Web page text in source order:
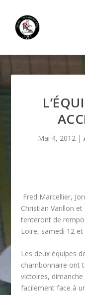
Mai 4, 2012 |
Fred Marcellier,
Christian Varillon
tenteront de
Loire, samedi 12
Les deux équipes
chambonnaire ont
victoires, dimanche
facilement face à